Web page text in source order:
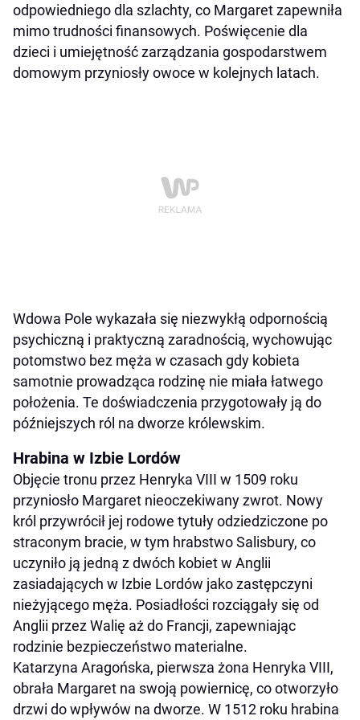
odpowiedniego dla szlachty, co Margaret zapewniła
mimo trudności finansowych. Poświęcenie dla
dzieci i umiejętność zarządzania gospodarstwem
domowym przyniosły owoce w kolejnych latach.
Wdowa Pole wykazała się niezwykłą odpornością
psychiczną i praktyczną zaradnością, wychowując
potomstwo bez męża w czasach gdy kobieta
samotnie prowadząca rodzinę nie miała łatwego
położenia. Te doświadczenia przygotowały ją do
późniejszych ról na dworze królewskim.
Hrabina w Izbie Lordów
Objęcie tronu przez Henryka VIII w 1509 roku
przyniosło Margaret nieoczekiwany zwrot. Nowy
król przywrócił jej rodowe tytuły odziedziczone po
straconym bracie, w tym hrabstwo Salisbury, co
uczyniło ją jedną z dwóch kobiet w Anglii
zasiadających w Izbie Lordów jako zastępczyni
nieżyjącego męża. Posiadłości rozciągały się od
Anglii przez Walię aż do Francji, zapewniając
rodzinie bezpieczeństwo materialne.
Katarzyna Aragońska, pierwsza żona Henryka VIII,
obrała Margaret na swoją powiernicę, co otworzyło
drzwi do wpływów na dworze. W 1512 roku hrabina